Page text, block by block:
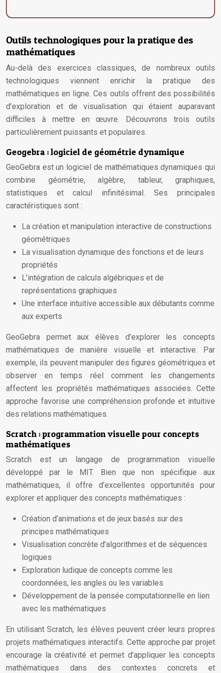
Outils technologiques pour la pratique des
mathématiques
Au-delà des exercices classiques, de nombreux outils
technologiques viennent enrichir la pratique des
mathématiques en ligne. Ces outils offrent des possibilités
d’exploration et de visualisation qui étaient auparavant
difficiles à mettre en œuvre. Découvrons trois outils
particulièrement puissants et populaires.
Geogebra : logiciel de géométrie dynamique
GeoGebra est un logiciel de mathématiques dynamiques qui
combine géométrie, algèbre, tableur, graphiques,
statistiques et calcul infinitésimal. Ses principales
caractéristiques sont :
La création et manipulation interactive de constructions
géométriques
La visualisation dynamique des fonctions et de leurs
propriétés
L’intégration de calculs algébriques et de
représentations graphiques
Une interface intuitive accessible aux débutants comme
aux experts
GeoGebra permet aux élèves d’explorer les concepts
mathématiques de manière visuelle et interactive. Par
exemple, ils peuvent manipuler des figures géométriques et
observer en temps réel comment les changements
affectent les propriétés mathématiques associées. Cette
approche favorise une compréhension profonde et intuitive
des relations mathématiques.
Scratch : programmation visuelle pour concepts
mathématiques
Scratch est un langage de programmation visuelle
développé par le MIT. Bien que non spécifique aux
mathématiques, il offre d’excellentes opportunités pour
explorer et appliquer des concepts mathématiques :
Création d’animations et de jeux basés sur des
principes mathématiques
Visualisation concrète d’algorithmes et de séquences
logiques
Exploration ludique de concepts comme les
coordonnées, les angles ou les variables
Développement de la pensée computationnelle en lien
avec les mathématiques
En utilisant Scratch, les élèves peuvent créer leurs propres
projets mathématiques interactifs. Cette approche par projet
encourage la créativité et permet d’appliquer les concepts
mathématiques dans des contextes concrets et